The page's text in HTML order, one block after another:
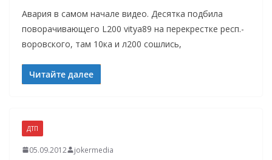
Авария в самом начале видео. Десятка подбила
поворачивающего L200 vitya89 на перекрестке респ.-
воровского, там 10ка и л200 сошлись,
Читайте далее
ДТП
05.09.2012 jokermedia